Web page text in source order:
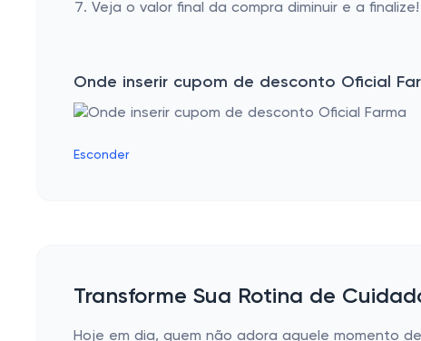
Veja o valor final da compra diminuir e a finalize!
Onde inserir cupom de desconto Oficial
Esconder
Transforme Sua Rotina de
Hoje em dia, quem não adora aquele momento